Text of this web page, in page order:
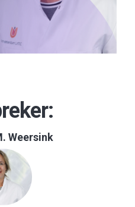
Weersink